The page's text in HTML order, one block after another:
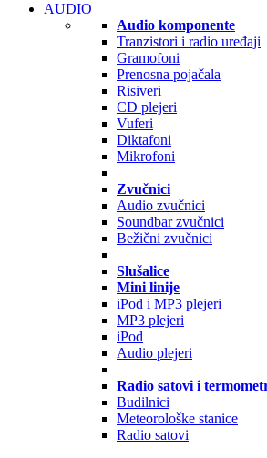
AUDIO
Audio komponente
Tranzistori i radio uređaji
Gramofoni
Prenosna pojačala
Risiveri
CD plejeri
Vuferi
Diktafoni
Mikrofoni
Zvučnici
Audio zvučnici
Soundbar zvučnici
Bežični zvučnici
Slušalice
Mini linije
iPod i MP3 plejeri
MP3 plejeri
iPod
Audio plejeri
Radio satovi i
Budilnici
Meteorološke stanice
Radio satovi